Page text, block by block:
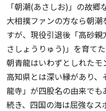
「朝潮(あさしお)」の故郷
大相撲ファンの方なら朝
すが、現役引退後「高砂
さしょうりゅう)」を育てた
朝青龍はいわずとしれた
高知県とは深い縁があり
龍寺」が四股名の由来でも
続き、四国の海は屈強なス